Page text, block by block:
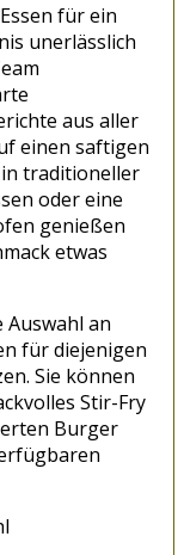
für ein
unerlässlich
aus aller
einen saftigen
traditioneller
oder eine
genießen
etwas
Auswahl an
für diejenigen
Sie können
Stir-Fry
Burger